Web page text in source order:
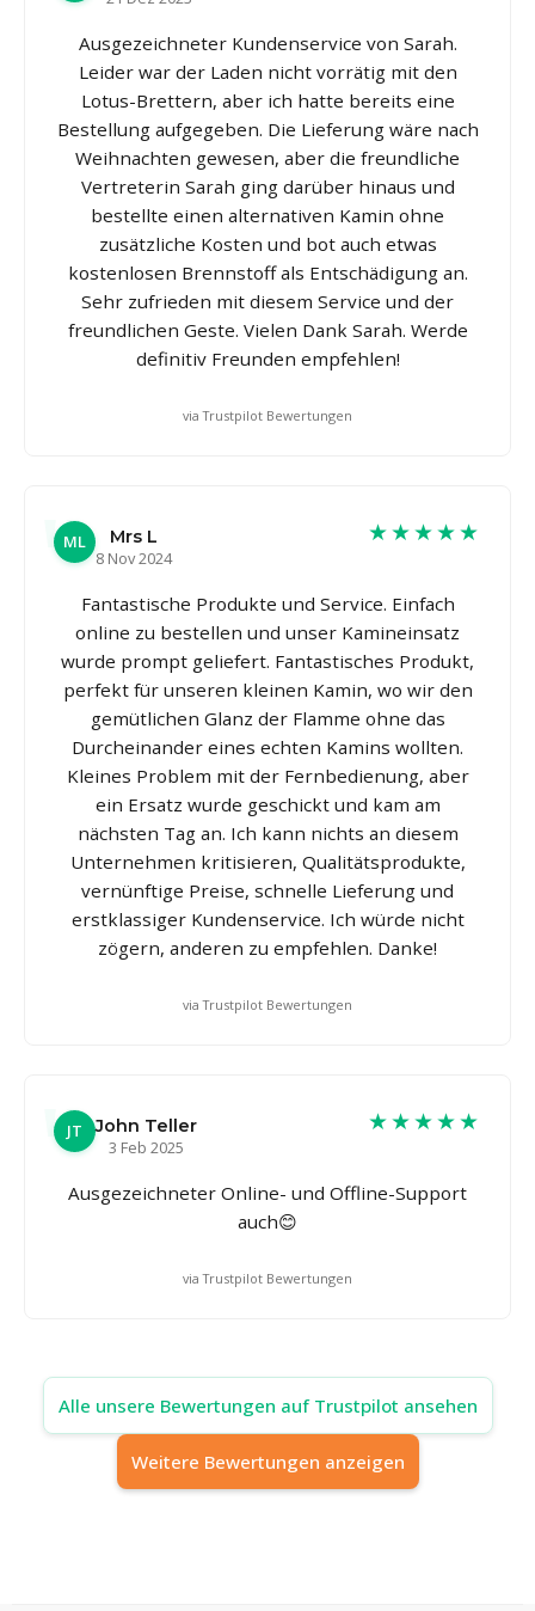
Ausgezeichneter Kundenservice von Sarah.
Leider war der Laden nicht vorrätig mit den
Lotus-Brettern, aber ich hatte bereits eine
Bestellung aufgegeben. Die Lieferung wäre nach
Weihnachten gewesen, aber die freundliche
Vertreterin Sarah ging darüber hinaus und
bestellte einen alternativen Kamin ohne
zusätzliche Kosten und bot auch etwas
kostenlosen Brennstoff als Entschädigung an.
Sehr zufrieden mit diesem Service und der
freundlichen Geste. Vielen Dank Sarah. Werde
definitiv Freunden empfehlen!
via Trustpilot Bewertungen
ML
Mrs L
8 Nov 2024
★★★★★
Fantastische Produkte und Service. Einfach
online zu bestellen und unser Kamineinsatz
wurde prompt geliefert. Fantastisches Produkt,
perfekt für unseren kleinen Kamin, wo wir den
gemütlichen Glanz der Flamme ohne das
Durcheinander eines echten Kamins wollten.
Kleines Problem mit der Fernbedienung, aber
ein Ersatz wurde geschickt und kam am
nächsten Tag an. Ich kann nichts an diesem
Unternehmen kritisieren, Qualitätsprodukte,
vernünftige Preise, schnelle Lieferung und
erstklassiger Kundenservice. Ich würde nicht
zögern, anderen zu empfehlen. Danke!
via Trustpilot Bewertungen
JT
John Teller
3 Feb 2025
★★★★★
Ausgezeichneter Online- und Offline-Support
auch😊
via Trustpilot Bewertungen
Alle unsere Bewertungen auf Trustpilot ansehen
Weitere Bewertungen anzeigen